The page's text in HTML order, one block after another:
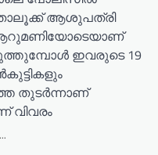
താലൂക്ക് ആശുപത്രി
ആറുമണിയോടെയാണ്
ഇവരുടെ 19
തുടർന്നാണ്
വിവരം